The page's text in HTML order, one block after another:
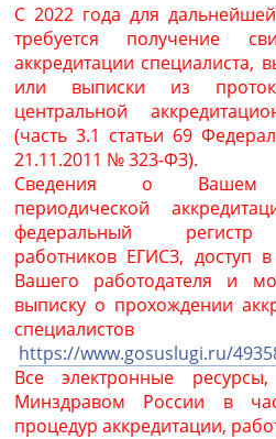
С 2022 года для
требуется получение
аккредитации специалиста,
или выписки из
центральной
(часть 3.1 статьи 69
21.11.2011 № 323-ФЗ).
Сведения о Вашем
периодической
федеральный регистр
работников ЕГИСЗ, доступ
Вашего работодателя и
выписку о прохождении
https://www.gosuslugi.ru/
Все электронные
Минздравом России в
процедур аккредитации,